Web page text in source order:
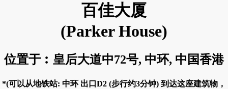
百佳大厦
(Parker House)
位置于︰皇后大道中72号, 中环, 中国香港
*(可以从地铁站: 中环 出口D2 (步行约3分钟) 到达这座建筑物，